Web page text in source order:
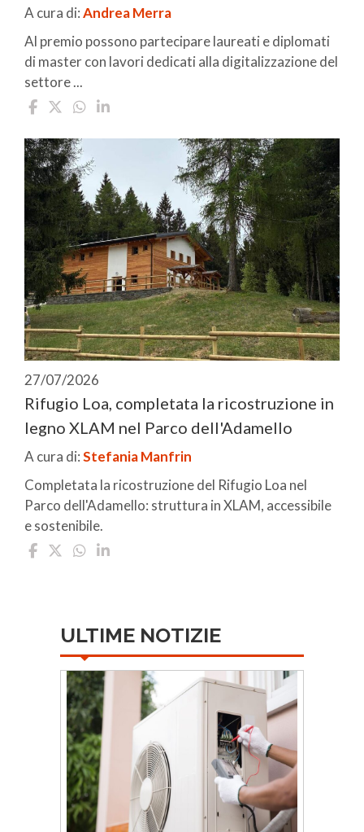
A cura di:Andrea Merra
Al premio possono partecipare laureati e diplomati
di master con lavori dedicati alla digitalizzazione del
settore ...
27/07/2026
Rifugio Loa, completata la ricostruzione in
legno XLAM nel Parco dell'Adamello
A cura di:Stefania Manfrin
Completata la ricostruzione del Rifugio Loa nel
Parco dell'Adamello: struttura in XLAM, accessibile
e sostenibile.
ULTIME NOTIZIE